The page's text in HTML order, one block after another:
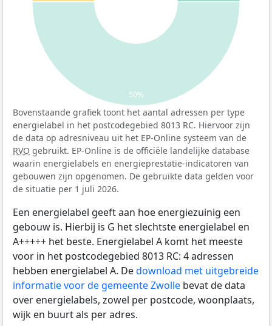
50%
Bovenstaande grafiek toont het aantal adressen per type
energielabel in het postcodegebied 8013 RC. Hiervoor zijn
de data op adresniveau uit het EP-Online systeem van de
RVO gebruikt. EP-Online is de officiële landelijke database
waarin energielabels en energieprestatie-indicatoren van
gebouwen zijn opgenomen. De gebruikte data gelden voor
de situatie per 1 juli 2026.
Een energielabel geeft aan hoe energiezuinig een
gebouw is. Hierbij is G het slechtste energielabel en
A+++++ het beste. Energielabel A komt het meeste
voor in het postcodegebied 8013 RC: 4 adressen
hebben energielabel A. Dedownload met uitgebreide
informatie voor de gemeente Zwolle bevat de data
over energielabels, zowel per postcode, woonplaats,
wijk en buurt als per adres.